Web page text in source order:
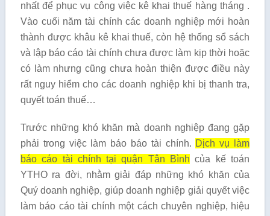
nhất để phục vụ công việc kê khai thuế hàng tháng .
Vào cuối năm tài chính các doanh nghiệp mới hoàn
thành được khâu kê khai thuế, còn hệ thống sổ sách
và lập báo cáo tài chính chưa được làm kịp thời hoặc
có làm nhưng cũng chưa hoàn thiện được điều này
rất nguy hiểm cho các doanh nghiệp khi bị thanh tra,
quyết toán thuế…
Trước những khó khăn mà doanh nghiệp đang gặp
phải trong việc làm báo báo tài chính. Dịch vụ làm
báo cáo tài chính tại quận Tân Bình của kế toán
YTHO ra đời, nhằm giải đáp những khó khăn của
Quý doanh nghiệp, giúp doanh nghiệp giải quyết việc
làm báo cáo tài chính một cách chuyên nghiệp, hiệu